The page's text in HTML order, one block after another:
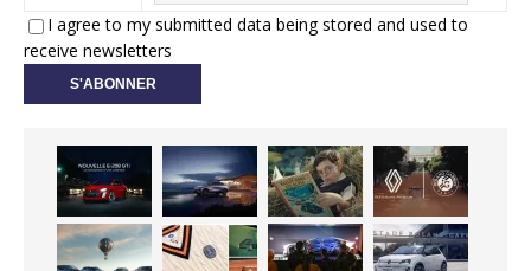
I agree to my submitted data being stored and used to
receive newsletters